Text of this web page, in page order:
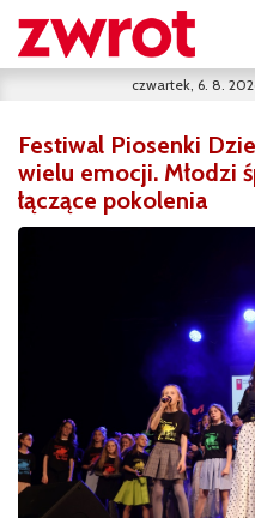
czwartek, 6. 8.
Festiwal Piosenki
wielu emocji. Młodzi
łączące pokolenia